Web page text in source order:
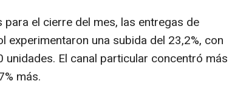
el cierre del mes, las entregas de
experimentaron una subida del 23,2%, con
unidades. El canal particular concentró más
más.